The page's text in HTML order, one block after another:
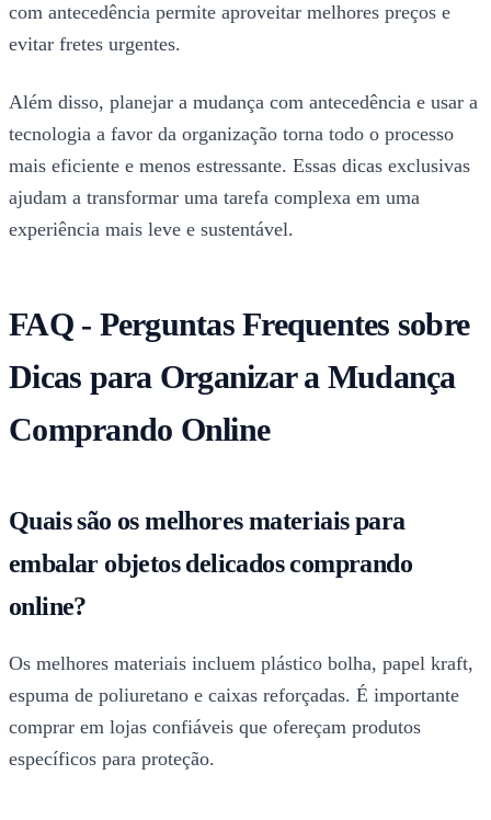
com antecedência permite aproveitar melhores preços e
evitar fretes urgentes.
Além disso, planejar a mudança com antecedência e usar a
tecnologia a favor da organização torna todo o processo
mais eficiente e menos estressante. Essas dicas exclusivas
ajudam a transformar uma tarefa complexa em uma
experiência mais leve e sustentável.
FAQ - Perguntas Frequentes sobre
Dicas para Organizar a Mudança
Comprando Online
Quais são os melhores materiais para
embalar objetos delicados comprando
online?
Os melhores materiais incluem plástico bolha, papel kraft,
espuma de poliuretano e caixas reforçadas. É importante
comprar em lojas confiáveis que ofereçam produtos
específicos para proteção.